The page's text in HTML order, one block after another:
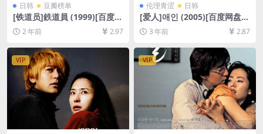
日韩 豆瓣榜单
[铁道员]鉄道員 (1999)[百度网
盘+夸克网盘1080P超清未删
减资源][网盘在线播放/下载]
[MP4/8.3GB][中文字幕]
2 年前 2.97
伦理青涩 日韩
[爱人]애인 (2005)[百度网盘
+迅雷云盘资源1080P超清未
删减][MP4/5.6GB][韩语中字]
3 年前 2.87
VIP VIP